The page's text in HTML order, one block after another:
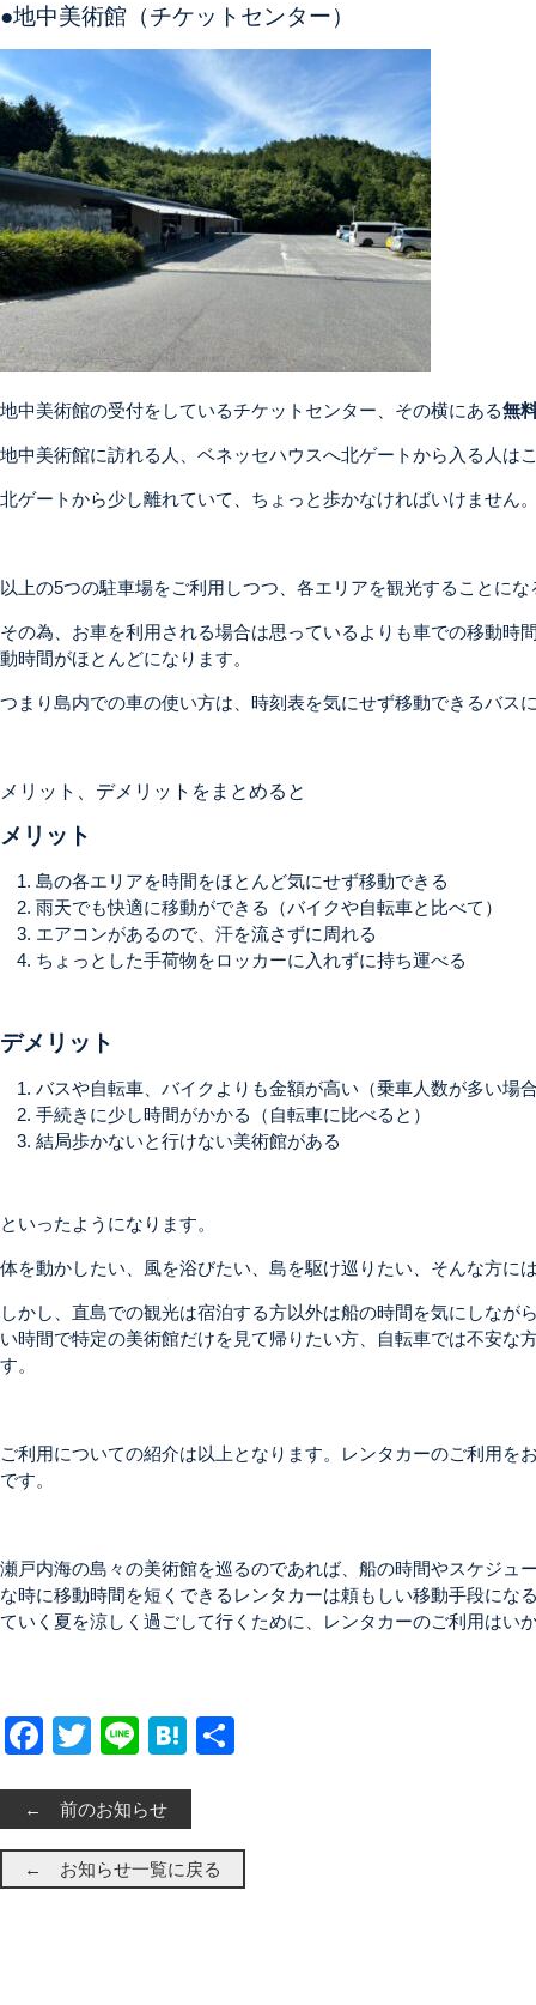
●地中美術館（チケットセンター）
地中美術館の受付をしているチケットセンター、その横にある無
地中美術館に訪れる人、ベネッセハウスへ北ゲートから入る人は
北ゲートから少し離れていて、ちょっと歩かなければいけません
以上の5つの駐車場をご利用しつつ、各エリアを観光することに
その為、お車を利用される場合は思っているよりも車での移動時
動時間がほとんどになります。
つまり島内での車の使い方は、時刻表を気にせず移動できるバス
メリット、デメリットをまとめると
メリット
島の各エリアを時間をほとんど気にせず移動できる
雨天でも快適に移動ができる（バイクや自転車と比べて）
エアコンがあるので、汗を流さずに周れる
ちょっとした手荷物をロッカーに入れずに持ち運べる
デメリット
バスや自転車、バイクよりも金額が高い（乗車人数が多い場
手続きに少し時間がかかる（自転車に比べると）
結局歩かないと行けない美術館がある
といったようになります。
体を動かしたい、風を浴びたい、島を駆け巡りたい、そんな方に
しかし、直島での観光は宿泊する方以外は船の時間を気にしなが
い時間で特定の美術館だけを見て帰りたい方、自転車では不安な
す。
ご利用についての紹介は以上となります。レンタカーのご利用を
です。
瀬戸内海の島々の美術館を巡るのであれば、船の時間やスケジュ
な時に移動時間を短くできるレンタカーは頼もしい移動手段にな
ていく夏を涼しく過ごして行くために、レンタカーのご利用はい
Facebook
Twitter Line Hatena
← 前のお知らせ
← お知らせ一覧に戻る